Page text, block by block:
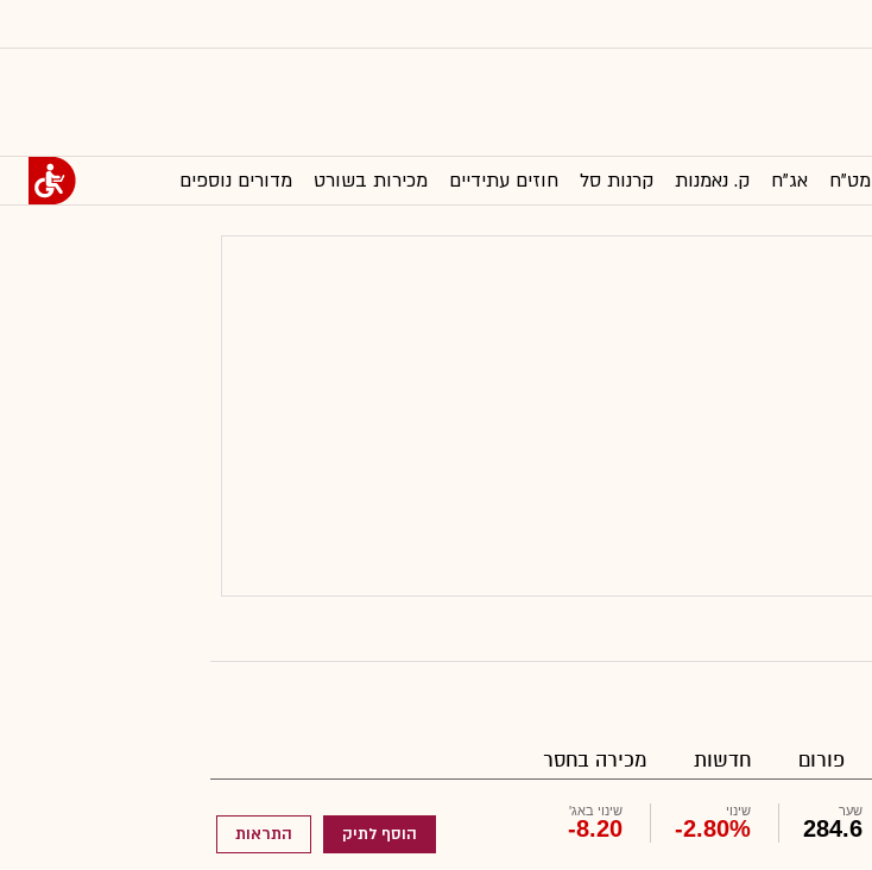
מט"ח אג"ח ק. נאמנות קרנות סל חוזים עתידיים מכירות בשורט מדורים נוספים
פורום חדשות מכירה בחסר
שער
284.6
שינוי
-2.80%
שינוי באג'
-8.20 הוסף לתיק התראות